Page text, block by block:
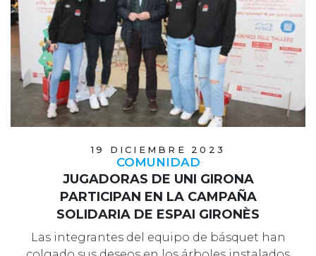
19 DICIEMBRE 2023
COMUNIDAD
JUGADORAS DE UNI GIRONA
PARTICIPAN EN LA CAMPAÑA
SOLIDARIA DE ESPAI GIRONÈS
Las integrantes del equipo de básquet han